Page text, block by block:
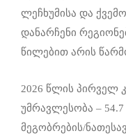
ლეჩხუმისა და
დანარჩენი
წილებით არის
2026 წლის პირველ
უმრავლესობა –
მეგობრების/